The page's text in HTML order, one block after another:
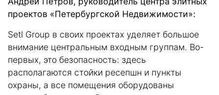
проектов «Петербургской Недвижимости»:
Setl Group в своих проектах уделяет большое
внимание центральным входным группам. Во-
первых, это безопасность: здесь
располагаются стойки ресепшн и пункты
охраны, а все помещения оборудованы